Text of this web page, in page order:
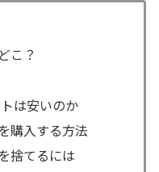
こ？
は安いのか
購入する方法
捨てるには